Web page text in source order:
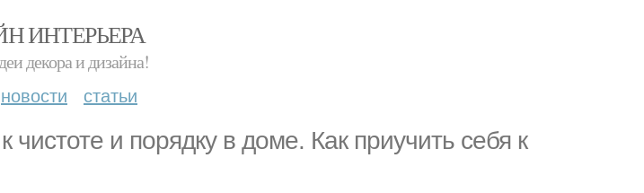
ИНТЕРЬЕРА
декора и дизайна!
новости статьи
чистоте и порядку в доме. Как приучить себя к